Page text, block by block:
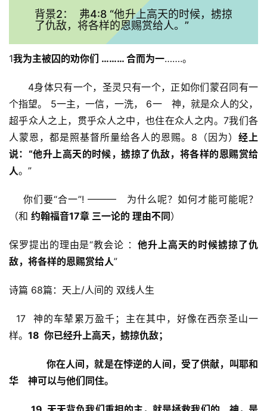
背景2： 弗4:8 “他升上高天的时候，掳掠
了仇敌，将各样的恩赐赏给人。”
1我为主被囚的劝你们 ……… 合而为一…….。
4身体只有一个，圣灵只有一个，正如你们蒙召同有一
个指望。 5一主，一信，一洗， 6一　神，就是众人的父，
超乎众人之上，贯乎众人之中，也住在众人之内。7我们各
人蒙恩，都是照基督所量给各人的恩赐。8（因为） 经上
说：“他升上高天的时候，掳掠了仇敌，将各样的恩赐赏给
人。”
你们要“合一”! ———   为什么呢？如何才能可能呢？
（和 约翰福音17章 三一论的 理由不同 ）
保罗提出的理由是“教会论 ： 他升上高天的时候掳掠了仇
敌，将各样的恩赐赏给人”
诗篇 68篇：天上/人间的 双线人生
17  神的车辇累万盈千；主在其中，好像在西奈圣山一
样。 18  你已经升上高天，掳掠仇敌；
你在人间，就是在悖逆的人间，受了供献，叫耶和
华　神可以与他们同住。